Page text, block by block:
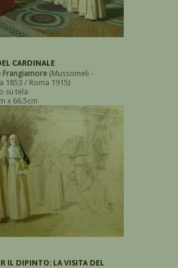
CARDINALE
Frangiamore (Mussomeli -
1853 / Roma 1915)
su tela
x 66.5cm
IL DIPINTO: LA VISITA DEL